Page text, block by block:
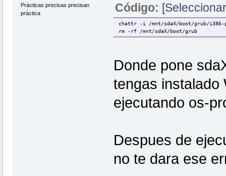
Prácticas precisas precisan
práctica
Código:
chattr -i /mnt/sdaX/boot/grub/i386-
rm -rf /mnt/sdaX/boot/grub
Donde pone
tengas instalado
ejecutando os-
Despues de
no te dara ese